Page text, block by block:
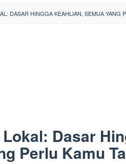
DASAR HINGGA KEAHLIAN, SEMUA YANG
Dasar
Perlu Kamu